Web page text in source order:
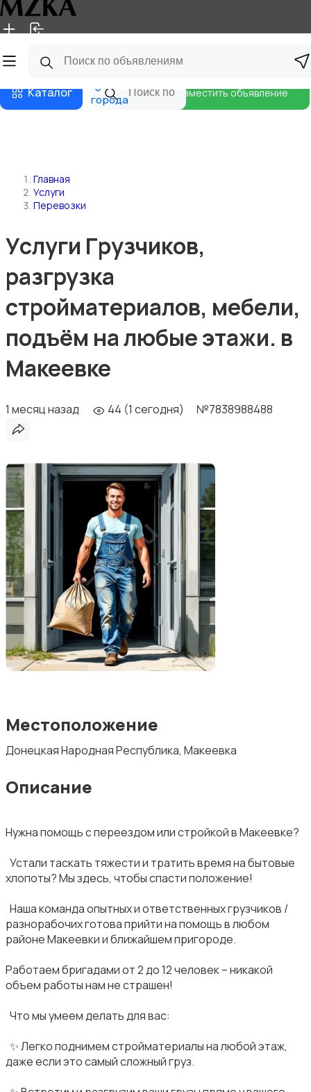
Главная Магазины
Каталог
города
Разместить объявление
Главная
Услуги
Перевозки
Уcлуги Гpузчиков,
pазгрузка
стpоймaтеpиалoв, мебели,
подъём на любые этажи. в
Макеевке
1 месяц назад 44 (1 сегодня) №7838988488
Местоположение
Донецкая Народная Республика, Макеевка
Описание
Нужна помощь с переездом или стройкой в Макеевке?
‎ Устали таскать тяжести и тратить время на бытовые
хлопоты? Мы здесь, чтобы спасти положение!
‎ Наша команда опытных и ответственных грузчиков /
разнорабочих готова прийти на помощь в любом
районе Макеевки и ближайшем пригороде.
‎Работаем бригадами от 2 до 12 человек – никакой
объем работы нам не страшен!
‎ Что мы умеем делать для вас:
‎ ✨ Легко поднимем стройматериалы на любой этаж,
даже если это самый сложный груз.